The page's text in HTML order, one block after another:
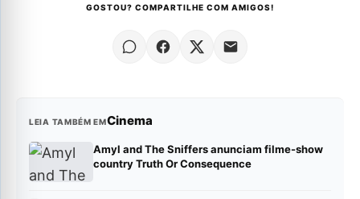
GOSTOU? COMPARTILHE COM AMIGOS!
LEIA TAMBÉM EMCinema
Amyl and The Sniffers anunciam filme-show
country Truth Or Consequence